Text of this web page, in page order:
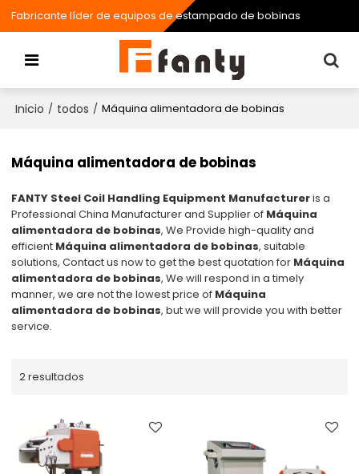
Fabricante líder de equipos de estampado de bobinas
Inicio / todos / Máquina alimentadora de bobinas
Máquina alimentadora de bobinas
FANTY Steel Coil Handling Equipment Manufactureris a
Professional China Manufacturer and Supplier of Máquina
alimentadora de bobinas, We Provide high-quality and
efficient Máquina alimentadora de bobinas, suitable
solutions, Contact us now to get the best quotation for Máquina
alimentadora de bobinas, We will respond in a timely
manner, we are not the lowest price of Máquina
alimentadora de bobinas, but we will provide you with better
service.
2 resultados